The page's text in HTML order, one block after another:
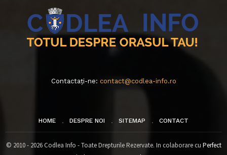
Contactați-ne: contact@codlea-info.ro
HOME DESPRE NOI SITEMAP CONTACT
© 2010 - 2026 Codlea Info - Toate Drepturile Rezervate. In colaborare cu Perfect